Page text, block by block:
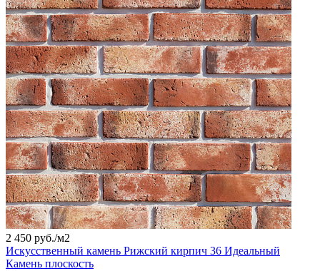
2 450 руб./м2
Искусственный камень Рижский кирпич 36 Идеальный
Камень плоскость